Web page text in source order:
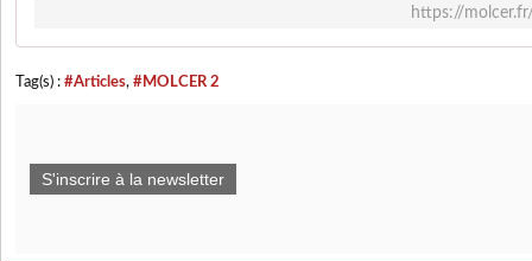
https://
Tag(s) : #Articles, #MOLCER 2
S'inscrire à la newsletter